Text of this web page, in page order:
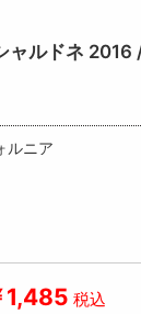
ャルドネ 2016
ルニア
1,485 税込